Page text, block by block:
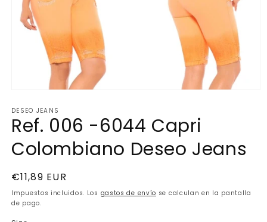
multimedia
1
en
ventana
modal
DESEO JEANS
Ref. 006 -6044 Capri
Colombiano Deseo Jeans
Precio
habitual
€11,89 EUR
Impuestos incluidos. Los gastos de envío se calculan en la pantalla
de pago.